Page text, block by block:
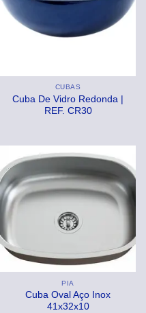
CUBAS
Cuba De Vidro Redonda |
REF. CR30
PIA
Cuba Oval Aço Inox
41x32x10